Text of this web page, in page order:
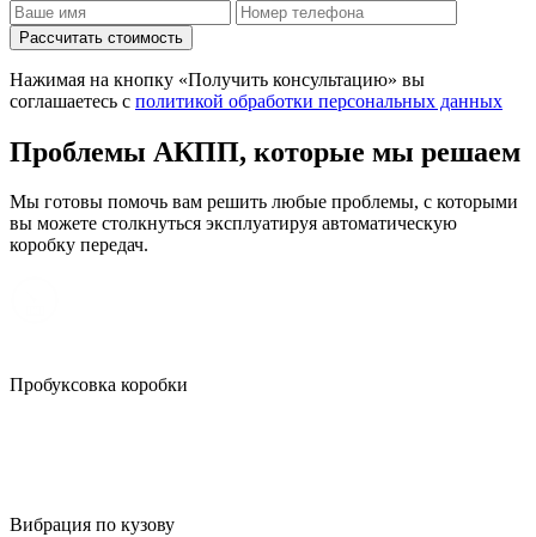
Рассчитать стоимость
Нажимая на кнопку «Получить консультацию» вы
соглашаетесь с политикой обработки персональных данных
Проблемы АКПП, которые мы решаем
Мы готовы помочь вам решить любые проблемы, с которыми
вы можете столкнуться эксплуатируя автоматическую
коробку передач.
Пробуксовка коробки
Вибрация по кузову